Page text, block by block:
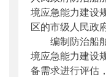
境应急能力建设
区的市级人民政
编制防治船舶
境应急能力建设
备需求进行评估